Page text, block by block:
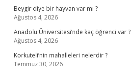
Beygir diye bir hayvan var mı ?
Ağustos 4, 2026
Anadolu Üniversitesi’nde kaç öğrenci var ?
Ağustos 4, 2026
Korkuteli’nin mahalleleri nelerdir ?
Temmuz 30, 2026